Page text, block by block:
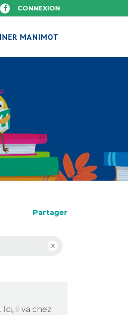
CONNEXION
MANIMOT
Partager
il va chez